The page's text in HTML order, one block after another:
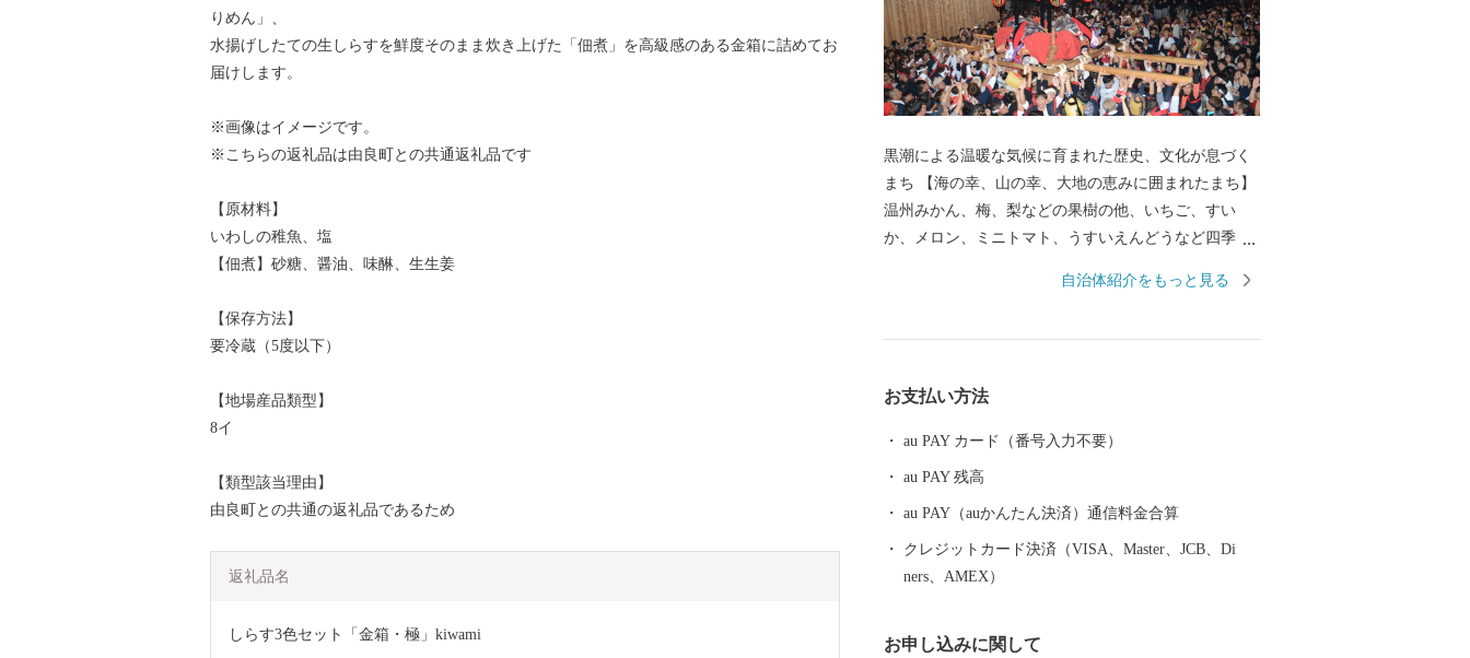
りめん」、
水揚げしたての生しらすを鮮度そのまま炊き上げた「佃煮」を高級感のある金箱に詰めてお
届けします。
※画像はイメージです。
※こちらの返礼品は由良町との共通返礼品です
【原材料】
いわしの稚魚、塩
【佃煮】砂糖、醤油、味醂、生生姜
【保存方法】
要冷蔵（5度以下）
【地場産品類型】
8イ
【類型該当理由】
由良町との共通の返礼品であるため
返礼品名
しらす3色セット「金箱・極」kiwami
黒潮による温暖な気候に育まれた歴史、文化が息づく
まち 【海の幸、山の幸、大地の恵みに囲まれたまち】
温州みかん、梅、梨などの果樹の他、いちご、すい
か、メロン、ミニトマト、うすいえんどうなど四季
紀伊水道の豊かな漁場では、あじ、さば、タチウオ、
知られています。 【自然あふれる豊かなまち】 いちご
狩りやメロン狩り、花摘みを楽しめる観光農園、高速
場があり、大阪から約2時間、気軽にアウトドアが楽し
めます。 【歴史とロマンが息づくまち】 熊野古道（紀
伊路）にある旧跡をはじめ、「御坊」の由来となった
暮らせるための福祉の充実に活用いたします。 笑顔あ
自治体紹介をもっと見る
お支払い方法
au PAY カード（番号入力不要）
au PAY 残高
au PAY（auかんたん決済）通信料金合算
クレジットカード決済（VISA、Master、JCB、Di
ners、AMEX）
お申し込みに関して